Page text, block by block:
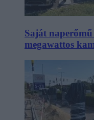
Saját
megawattos